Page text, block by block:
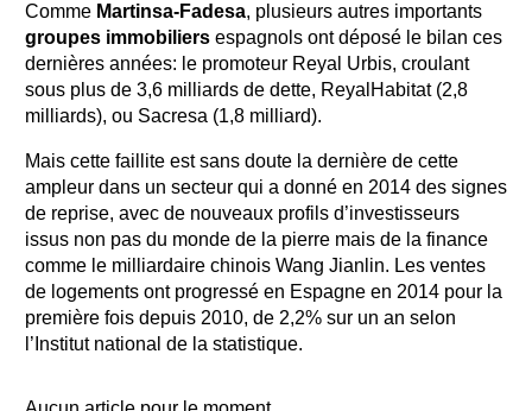
Comme Martinsa-Fadesa, plusieurs autres importants
groupes immobiliers espagnols ont déposé le bilan ces
dernières années: le promoteur Reyal Urbis, croulant
sous plus de 3,6 milliards de dette, ReyalHabitat (2,8
milliards), ou Sacresa (1,8 milliard).
Mais cette faillite est sans doute la dernière de cette
ampleur dans un secteur qui a donné en 2014 des signes
de reprise, avec de nouveaux profils d’investisseurs
issus non pas du monde de la pierre mais de la finance
comme le milliardaire chinois Wang Jianlin. Les ventes
de logements ont progressé en Espagne en 2014 pour la
première fois depuis 2010, de 2,2% sur un an selon
l’Institut national de la statistique.